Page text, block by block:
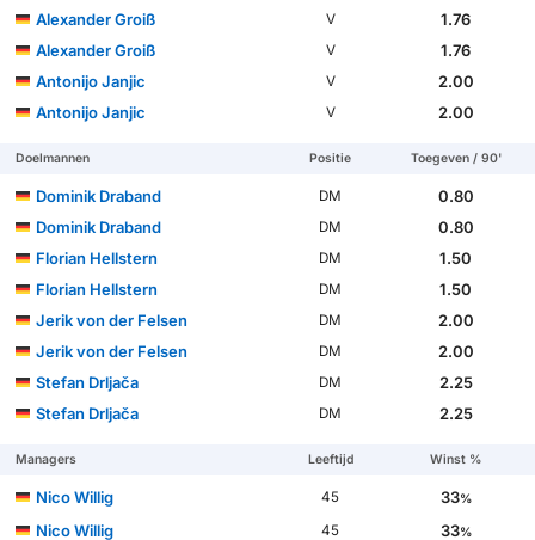
Alexander Groiß
V
1.76
Alexander Groiß
V
1.76
Antonijo Janjic
V
2.00
Antonijo Janjic
V 2.00
Doelmannen Positie Toegeven / 90'
Dominik Draband DM
0.80
Dominik Draband
DM
0.80
Florian Hellstern
DM
1.50
Florian Hellstern
DM
1.50
Jerik von der Felsen
DM
2.00
Jerik von der Felsen
DM
2.00
Stefan Drljača
DM
2.25
Stefan Drljača
DM 2.25
Managers Leeftijd Winst %
Nico Willig 45 33%
Nico Willig 45 33%